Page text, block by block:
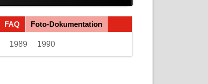
FAQ Foto-Dokumentation
überspringen
1989 1990